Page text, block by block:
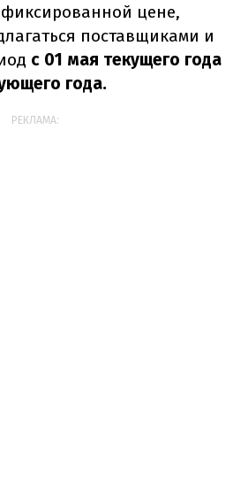
цене,
поставщиками и
с 01 мая текущего года
года.
РЕКЛАМА: